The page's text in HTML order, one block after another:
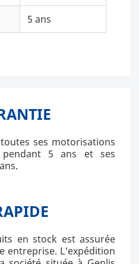
5 ans
ses motorisations
5 ans et ses
en stock est assurée
entreprise. L'expédition